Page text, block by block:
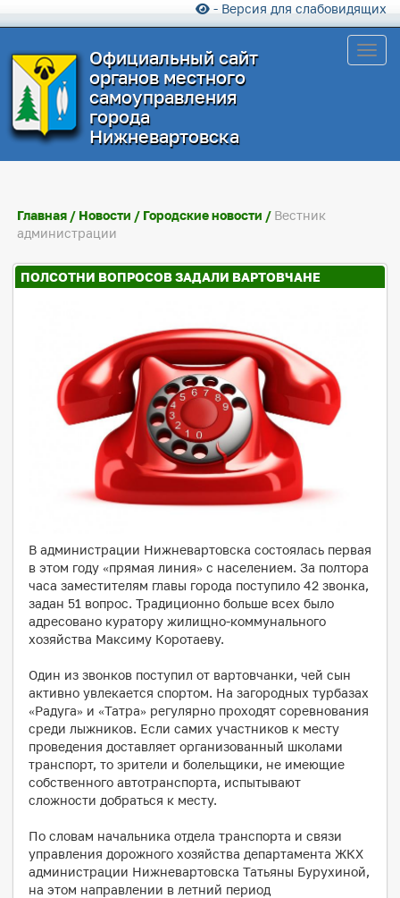
- Версия для слабовидящих
Официальный сайт
органов местного
самоуправления
города
Нижневартовска
Главная / Новости / Городские новости / Вестник
администрации
ПОЛСОТНИ ВОПРОСОВ ЗАДАЛИ ВАРТОВЧАНЕ
В администрации Нижневартовска состоялась первая
в этом году «прямая линия» с населением. За полтора
часа заместителям главы города поступило 42 звонка,
задан 51 вопрос. Традиционно больше всех было
адресовано куратору жилищно-коммунального
хозяйства Максиму Коротаеву.
Один из звонков поступил от вартовчанки, чей сын
активно увлекается спортом. На загородных турбазах
«Радуга» и «Татра» регулярно проходят соревнования
среди лыжников. Если самих участников к месту
проведения доставляет организованный школами
транспорт, то зрители и болельщики, не имеющие
собственного автотранспорта, испытывают
сложности добраться к месту.
По словам начальника отдела транспорта и связи
управления дорожного хозяйства департамента ЖКХ
администрации Нижневартовска Татьяны Бурухиной,
на этом направлении в летний период